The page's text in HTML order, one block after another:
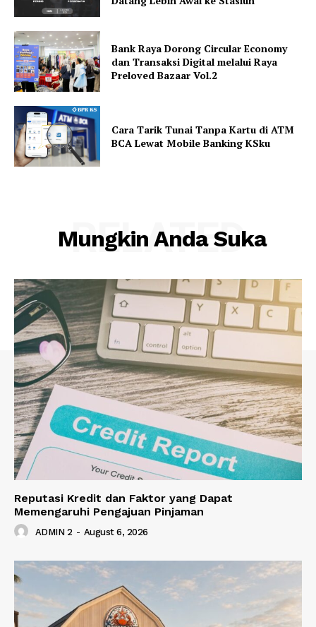
Bank Raya Dorong Circular Economy
dan Transaksi Digital melalui Raya
Preloved Bazaar Vol.2
Cara Tarik Tunai Tanpa Kartu di ATM
BCA Lewat Mobile Banking KSku
Mungkin Anda Suka
RELATED
Reputasi Kredit dan Faktor yang Dapat
Memengaruhi Pengajuan Pinjaman
ADMIN 2 - August 6, 2026